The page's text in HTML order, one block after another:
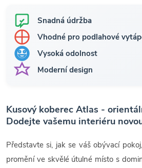
Snadná údržba
Vhodné pro podlahové
Vysoká odolnost
Moderní design
Kusový koberec Atlas -
Dodejte vašemu interiéru
Představte si, jak se váš obývací
promění ve skvělé útulné místo s